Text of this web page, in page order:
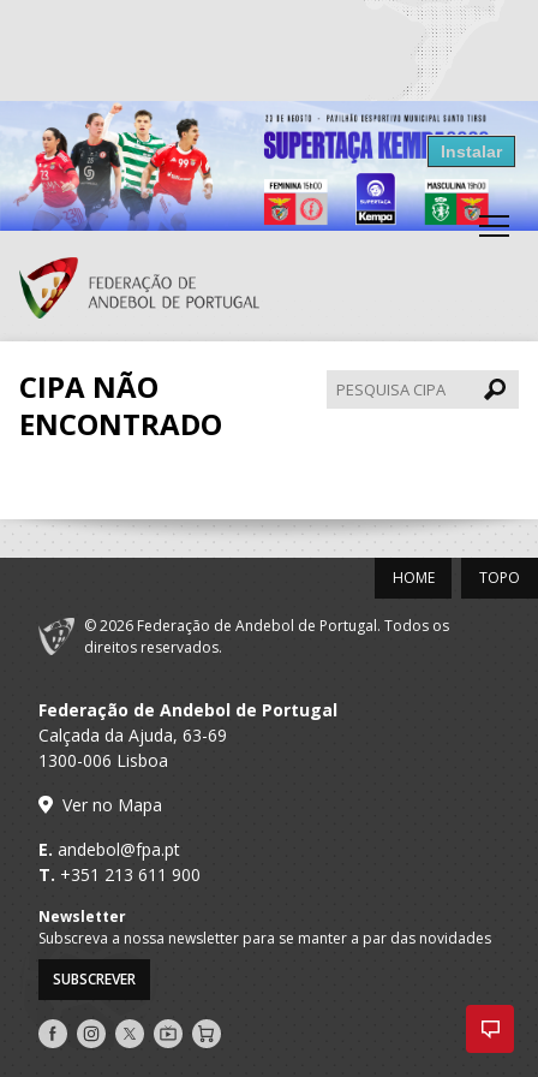
Resultados Andebol
Federação de Andebol de Portugal
Grátis - Disponivel na Play Store
Instalar
CIPA NÃO
ENCONTRADO
CIPA
TOPO
HOME
© 2026 Federação de Andebol de Portugal. Todos os
direitos reservados.
Federação de Andebol de Portugal
Calçada da Ajuda, 63-69
1300-006 Lisboa
Ver no Mapa
E. andebol@fpa.pt
T. +351 213 611 900
Newsletter
Subscreva a nossa newsletter para se manter a par das novidades
SUBSCREVER
Siga-
nos
Siga-
nos
Siga-
nos
AndebolTV
Loja